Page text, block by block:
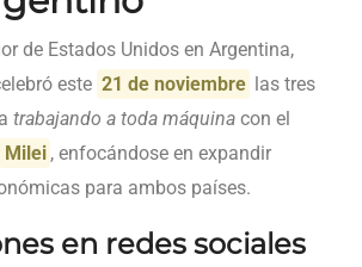
de Estados Unidos en Argentina,
este 21 de noviembre las tres
trabajando a toda máquina con el
Milei , enfocándose en expandir
para ambos países.
en redes sociales